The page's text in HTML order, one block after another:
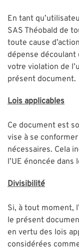
En tant
SAS Théobald de
toute cause
dépense
votre violation de
présent document.
Lois applicables
Ce document est
vise à se
nécessaires. Cela
l’UE énoncée dans
Divisibilité
Si, à tout moment,
le présent
en vertu des lois
considérées